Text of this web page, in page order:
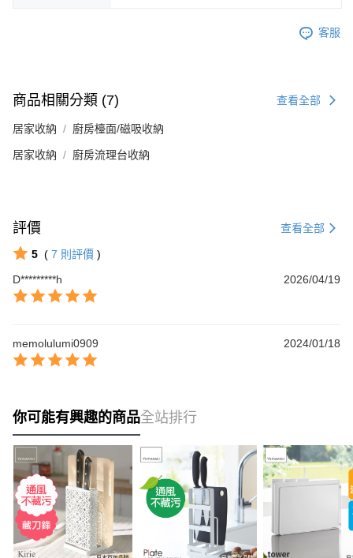
客服
商品相關分類 (7) 查看全部
居家收納 廚房檯面/磁吸收納
居家收納 廚房流理台收納
評價 查看全部
5 ( 7 則評價 )
D*********h
2026/04/19
memolulumi0909 2024/01/18
你可能有興趣的商品全站排行